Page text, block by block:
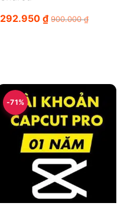
292.950₫ 900.000₫
-71%